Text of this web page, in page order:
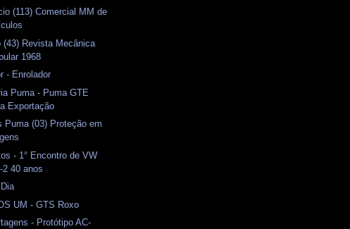
(113) Comercial MM de
(43) Revista Mecânica
1968
- Enrolador
Puma - Puma GTE
Exportação
Puma (03) Proteção em
- 1° Encontro de VW
2 40 anos
UM - GTS Roxo
- Protótipo AC-